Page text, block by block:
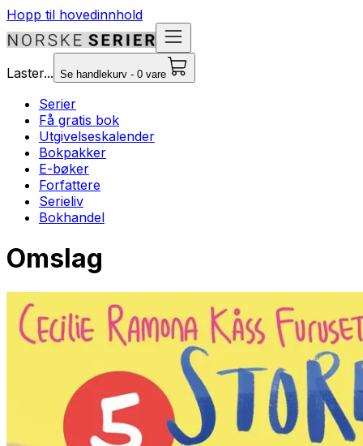
Hopp til hovedinnhold
Laster... Se handlekurv - 0 vare
Serier
Få gratis bok
Utgivelseskalender
Bokpakker
E-bøker
Forfattere
Serieliv
Bokhandel
Omslag